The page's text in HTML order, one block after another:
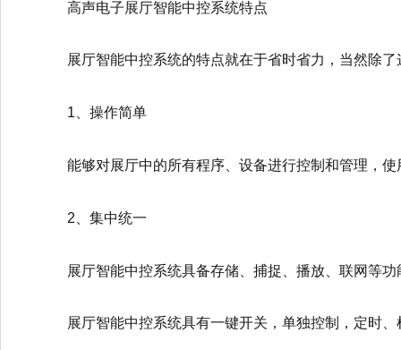
高声电子展厅智能中控系统特点
展厅智能中控系统的特点就在于省时省力，当然除
1、操作简单
能够对展厅中的所有程序、设备进行控制和管理，使
2、集中统一
展厅智能中控系统具备存储、捕捉、播放、联网等
展厅智能中控系统具有一键开关，单独控制，定时